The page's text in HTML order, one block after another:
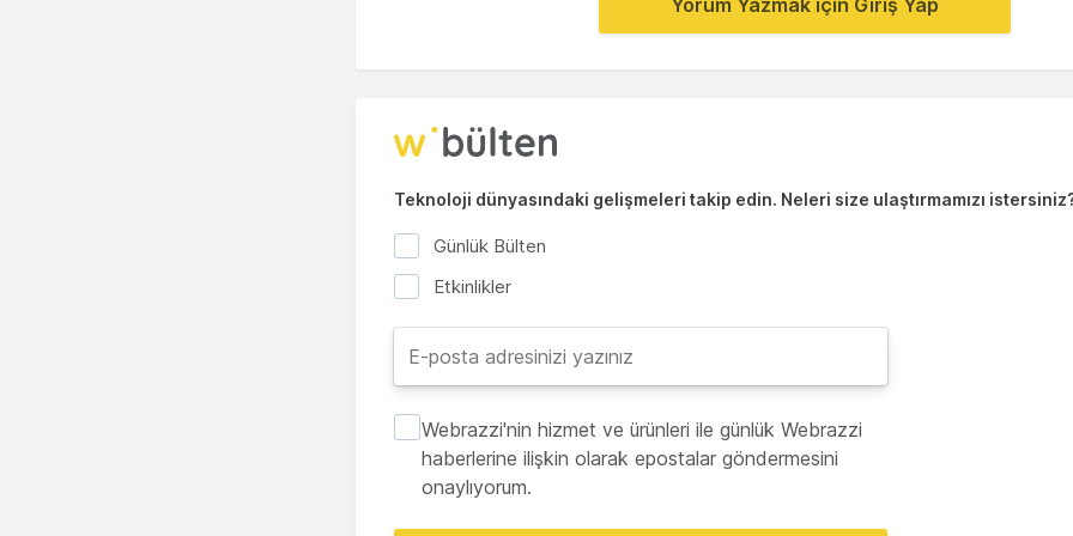
Yorum Yazmak için Giriş Yap
Teknoloji dünyasındaki gelişmeleri takip edin. Neleri size ulaştırmamızı
Günlük Bülten
Etkinlikler
Webrazzi'nin hizmet ve ürünleri ile günlük Webrazzi
haberlerine ilişkin olarak epostalar göndermesini
onaylıyorum.